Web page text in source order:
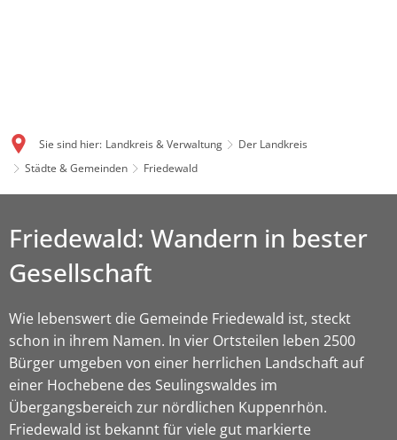
Sie sind hier: Landkreis & Verwaltung
Der Landkreis
Städte & Gemeinden
Friedewald
Friedewald: Wandern in bester
Gesellschaft
Wie lebenswert die Gemeinde Friedewald ist, steckt
schon in ihrem Namen. In vier Ortsteilen leben 2500
Bürger umgeben von einer herrlichen Landschaft auf
einer Hochebene des Seulingswaldes im
Übergangsbereich zur nördlichen Kuppenrhön.
Friedewald ist bekannt für viele gut markierte